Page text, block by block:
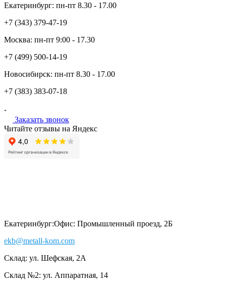
Екатеринбург: пн-пт 8.30 - 17.00
+7 (343) 379-47-19
Москва: пн-пт 9:00 - 17.30
+7 (499) 500-14-19
Новосибирск: пн-пт 8.30 - 17.00
+7 (383) 383-07-18
Заказать звонок
Читайте отзывы на Яндекс
Екатеринбург:Офис: Промышленный проезд, 2Б
ekb@metall-kom.com
Склад: ул. Шефская, 2А
Склад №2: ул. Аппаратная, 14